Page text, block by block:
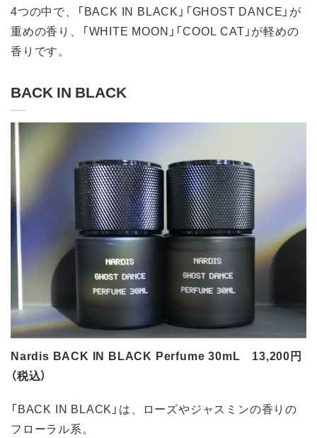
4つの中で、「BACK IN BLACK」「GHOST DANCE」が
重めの香り、「WHITE MOON」「COOL CAT」が軽めの
香りです。
BACK IN BLACK
Nardis BACK IN BLACK Perfume 30mL 13,200円
（税込）
「BACK IN BLACK」は、ローズやジャスミンの香りの
フローラル系。